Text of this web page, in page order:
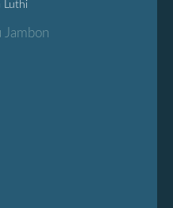
Luthi